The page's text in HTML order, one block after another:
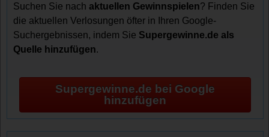
Suchen Sie nachaktuellen Gewinnspielen? Finden Sie
die aktuellen Verlosungen öfter in Ihren Google-
Suchergebnissen, indem Sie Supergewinne.de als
Quelle hinzufügen.
Supergewinne.de bei Google
hinzufügen